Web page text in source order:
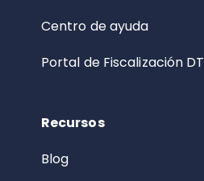
Centro de ayuda
Portal de Fiscalización DT
Recursos
Blog